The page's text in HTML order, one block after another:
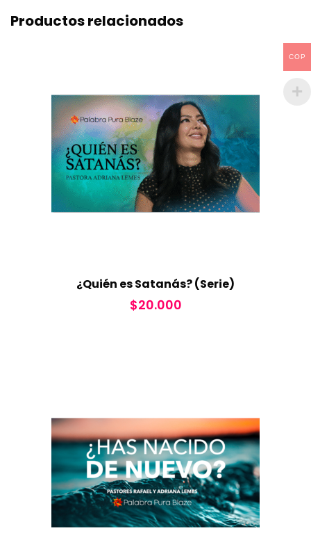
Productos relacionados
¿Quién es Satanás? (Serie)
$20.000
COP